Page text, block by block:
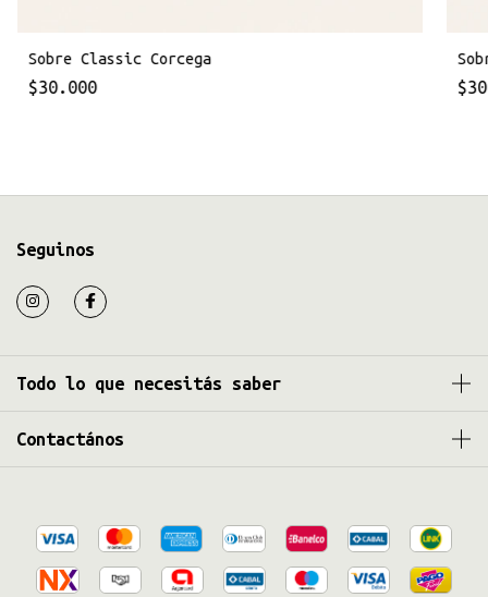
Sobre Classic Corcega
$30.000
Seguinos
Todo lo que necesitás saber
Contactános